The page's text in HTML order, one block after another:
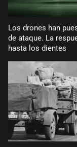
Los drones han
de ataque. La
hasta los dientes